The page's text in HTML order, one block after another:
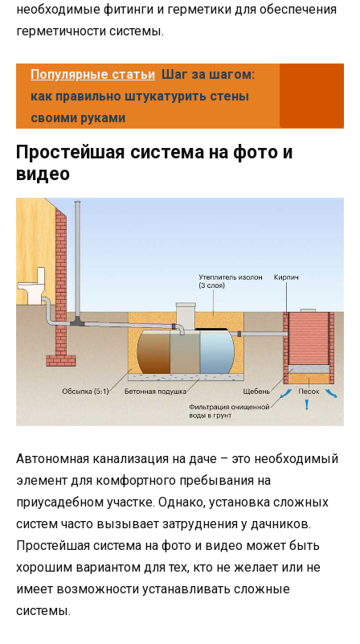
необходимые фитинги и герметики для обеспечения
герметичности системы.
Популярные статьи Шаг за шагом:
как правильно штукатурить стены
своими руками
Простейшая система на фото и
видео
Автономная канализация на даче – это необходимый
элемент для комфортного пребывания на
приусадебном участке. Однако, установка сложных
систем часто вызывает затруднения у дачников.
Простейшая система на фото и видео может быть
хорошим вариантом для тех, кто не желает или не
имеет возможности устанавливать сложные
системы.